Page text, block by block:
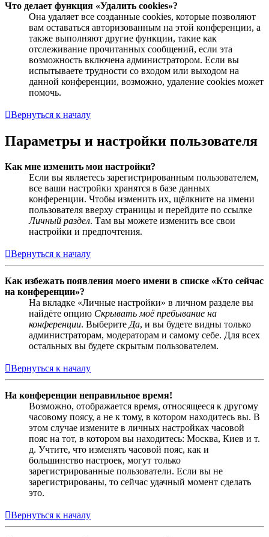
Что делает функция «Удалить cookies»?
Она удаляет все созданные cookies, которые позволяют
вам оставаться авторизованным на этой конференции, а
также выполняют другие функции, такие как
отслеживание прочитанных сообщений, если эта
возможность включена администратором. Если вы
испытываете трудности со входом или выходом на
данной конференции, возможно, удаление cookies может
помочь.
Вернуться к началу
Параметры и настройки пользователя
Как мне изменить мои настройки?
Если вы являетесь зарегистрированным пользователем,
все ваши настройки хранятся в базе данных
конференции. Чтобы изменить их, щёлкните на имени
пользователя вверху страницы и перейдите по ссылке
Личный раздел. Там вы можете изменить все свои
настройки и предпочтения.
Вернуться к началу
Как избежать появления моего имени в списке «Кто сейчас
на конференции»?
На вкладке «Личные настройки» в личном разделе вы
найдёте опцию Скрывать моё пребывание на
конференции. Выберите Да, и вы будете видны только
администраторам, модераторам и самому себе. Для всех
остальных вы будете скрытым пользователем.
Вернуться к началу
На конференции неправильное время!
Возможно, отображается время, относящееся к другому
часовому поясу, а не к тому, в котором находитесь вы. В
этом случае измените в личных настройках часовой
пояс на тот, в котором вы находитесь: Москва, Киев и т.
д. Учтите, что изменять часовой пояс, как и
большинство настроек, могут только
зарегистрированные пользователи. Если вы не
зарегистрированы, то сейчас удачный момент сделать
это.
Вернуться к началу